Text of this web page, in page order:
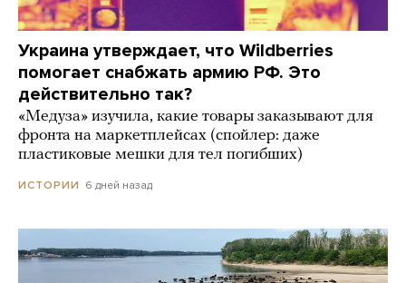
Украина утверждает, что Wildberries
помогает снабжать армию РФ. Это
действительно так?
«Медуза» изучила, какие товары заказывают для
фронта на маркетплейсах (спойлер: даже
пластиковые мешки для тел погибших)
ИСТОРИИ 6 дней назад